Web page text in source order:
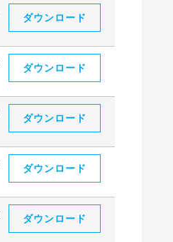
ダウンロード
ダウンロード
ダウンロード
ダウンロード
ダウンロード